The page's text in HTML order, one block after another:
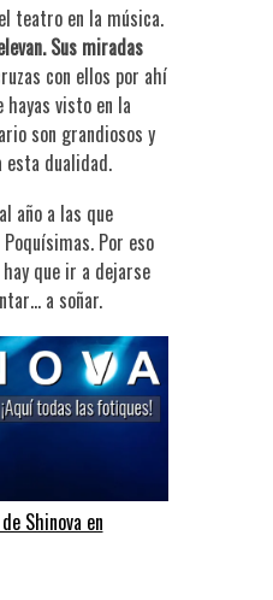
teatro en la música.
Sus miradas
con ellos por ahí
hayas visto en la
son grandiosos y
esta dualidad.
año a las que
Por eso
que ir a dejarse
a soñar.
Shinova en